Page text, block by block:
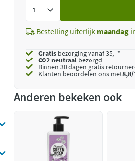
Bestelling uiterlijk maandag
Gratis bezorging vanaf 35,- *
CO2 neutraalbezorgd
Binnen 30 dagen gratis
Klanten beoordelen ons met8,8/
Anderen bekeken ook